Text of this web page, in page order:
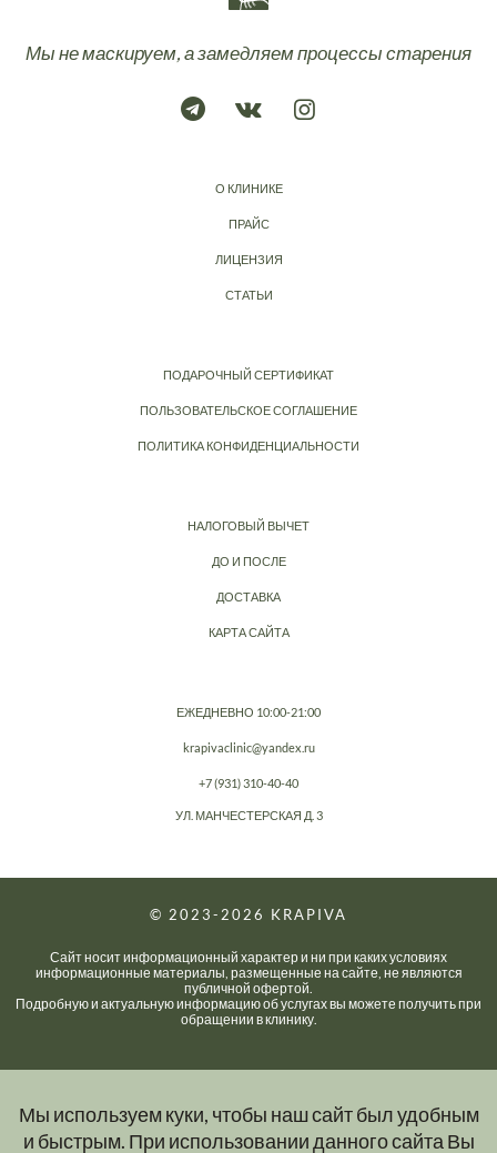
Мы используем куки, чтобы наш сайт был удобным
и быстрым. При использовании данного сайта Вы
Мы не маскируем, а замедляем процессы старения
О КЛИНИКЕ
ПРАЙС
ЛИЦЕНЗИЯ
СТАТЬИ
ПОДАРОЧНЫЙ СЕРТИФИКАТ
ПОЛЬЗОВАТЕЛЬСКОЕ СОГЛАШЕНИЕ
ПОЛИТИКА КОНФИДЕНЦИАЛЬНОСТИ
НАЛОГОВЫЙ ВЫЧЕТ
ДО И ПОСЛЕ
ДОСТАВКА
КАРТА САЙТА
ЕЖЕДНЕВНО 10:00-21:00
krapivaclinic@yandex.ru
+7 (931) 310-40-40
УЛ. МАНЧЕСТЕРСКАЯ Д. 3
© 2023-2026 KRAPIVA
Сайт носит информационный характер и ни при каких условиях
информационные материалы, размещенные на сайте, не являются
публичной офертой.
Подробную и актуальную информацию об услугах вы можете получить при
обращении в клинику.